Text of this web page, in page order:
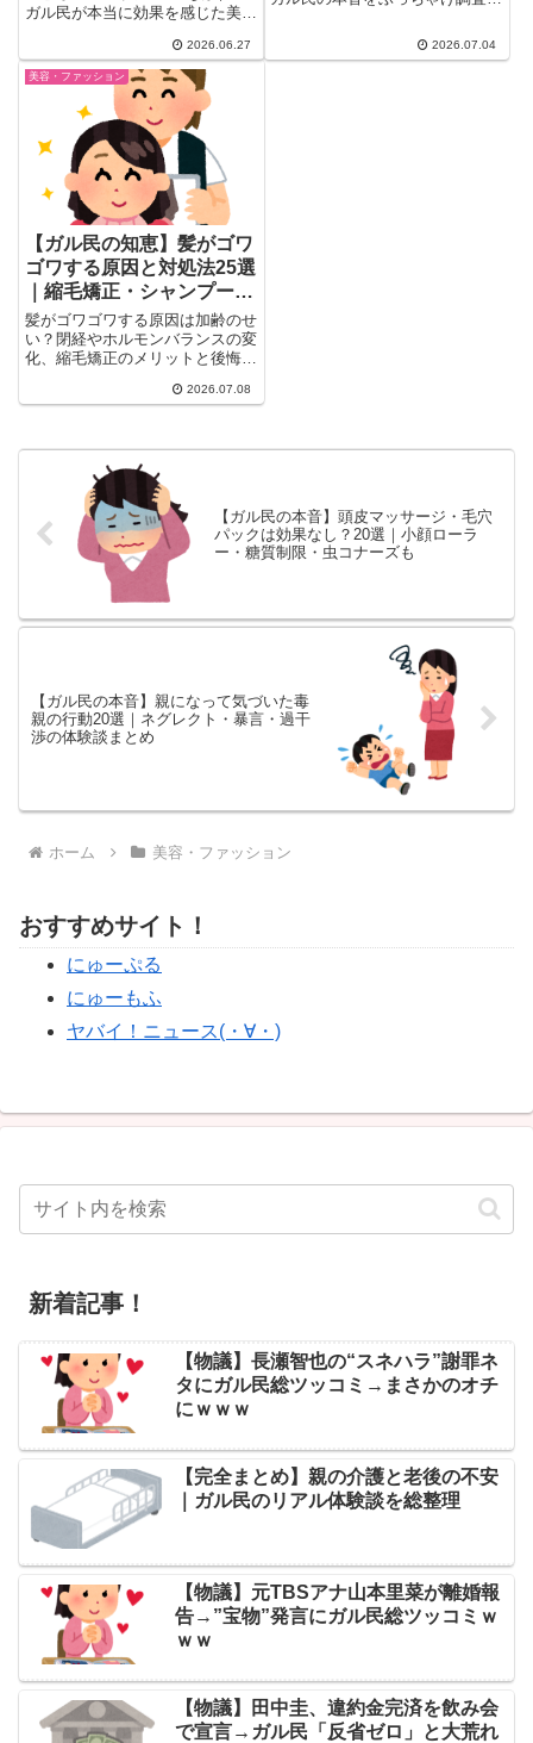
ガル民が本当に効果を感じた美白
ラからデパコスまで、シミ・くす
みに悩む30〜50代女性のリアル
口コミを厳選。砂糖断ち・フォト
フェイシャルなどインナーケアの
本音も。
2026.06.27
で気をつけてること、露出やスカ
ート丈のリアルな基準、実際のコ
2026.07.04
美容・ファッション
【ガル民の知恵】髪がゴワ
ゴワする原因と対処法25選
｜縮毛矯正・シャンプー選
びのリアル
髪がゴワゴワする原因は加齢のせ
い？閉経やホルモンバランスの変
化、縮毛矯正のメリットと後悔
い洗浄成分の見分け方まで、ガル
る簡単ケア方法やおすすめアイテ
ムも合わせて紹介します。
2026.07.08
【ガル民の本音】頭皮マッサージ・毛穴
パックは効果なし？20選｜小顔ローラ
ー・糖質制限・虫コナーズも
【ガル民の本音】親になって気づいた毒
親の行動20選｜ネグレクト・暴言・過干
渉の体験談まとめ
ホーム 美容・ファッション
おすすめサイト！
にゅーぷる
にゅーもふ
ヤバイ！ニュース(・∀・)
新着記事！
【物議】長瀬智也の“スネハラ”謝罪ネ
タにガル民総ツッコミ→まさかのオチ
にｗｗｗ
【完全まとめ】親の介護と老後の不安
｜ガル民のリアル体験談を総整理
【物議】元TBSアナ山本里菜が離婚報
告→”宝物”発言にガル民総ツッコミｗ
ｗｗ
【物議】田中圭、違約金完済を飲み会
で宣言→ガル民「反省ゼロ」と大荒れ